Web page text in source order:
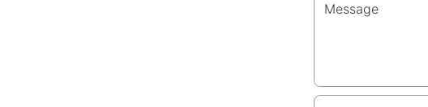
Message